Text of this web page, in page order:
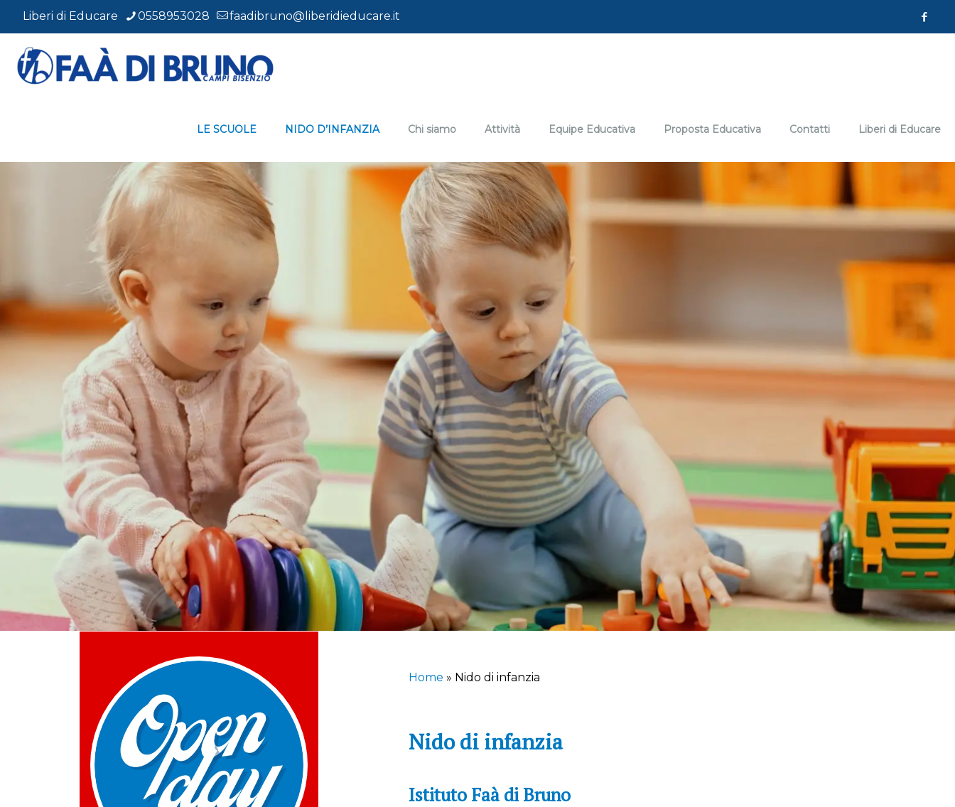
Nido di infanzia
Liberi di Educare 0558953028 faadibruno@liberidieducare.it
LE SCUOLE NIDO D’INFANZIA Chi siamo Attività Equipe Educativa Proposta Educativa Contatti Liberi di Educare
Home » Nido di infanzia
Nido di infanzia
Istituto Faà di Bruno